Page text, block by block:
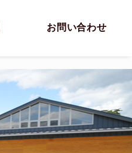
お問い合わせ